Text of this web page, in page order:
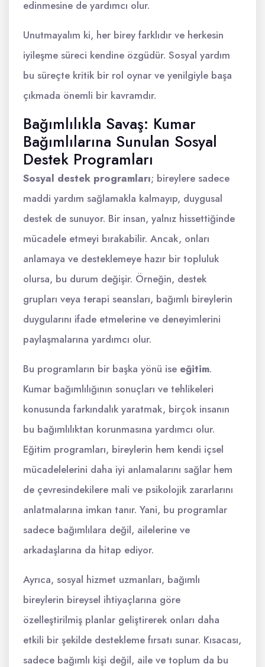
edinmesine de yardımcı olur.
Unutmayalım ki, her birey farklıdır ve herkesin
iyileşme süreci kendine özgüdür. Sosyal yardım
bu süreçte kritik bir rol oynar ve yenilgiyle başa
çıkmada önemli bir kavramdır.
Bağımlılıkla Savaş: Kumar
Bağımlılarına Sunulan Sosyal
Destek Programları
Sosyal destek programları; bireylere sadece
maddi yardım sağlamakla kalmayıp, duygusal
destek de sunuyor. Bir insan, yalnız hissettiğinde
mücadele etmeyi bırakabilir. Ancak, onları
anlamaya ve desteklemeye hazır bir topluluk
olursa, bu durum değişir. Örneğin, destek
grupları veya terapi seansları, bağımlı bireylerin
duygularını ifade etmelerine ve deneyimlerini
paylaşmalarına yardımcı olur.
Bu programların bir başka yönü ise eğitim.
Kumar bağımlılığının sonuçları ve tehlikeleri
konusunda farkındalık yaratmak, birçok insanın
bu bağımlılıktan korunmasına yardımcı olur.
Eğitim programları, bireylerin hem kendi içsel
mücadelelerini daha iyi anlamalarını sağlar hem
de çevresindekilere mali ve psikolojik zararlarını
anlatmalarına imkan tanır. Yani, bu programlar
sadece bağımlılara değil, ailelerine ve
arkadaşlarına da hitap ediyor.
Ayrıca, sosyal hizmet uzmanları, bağımlı
bireylerin bireysel ihtiyaçlarına göre
özelleştirilmiş planlar geliştirerek onları daha
etkili bir şekilde destekleme fırsatı sunar. Kısacası,
sadece bağımlı kişi değil, aile ve toplum da bu